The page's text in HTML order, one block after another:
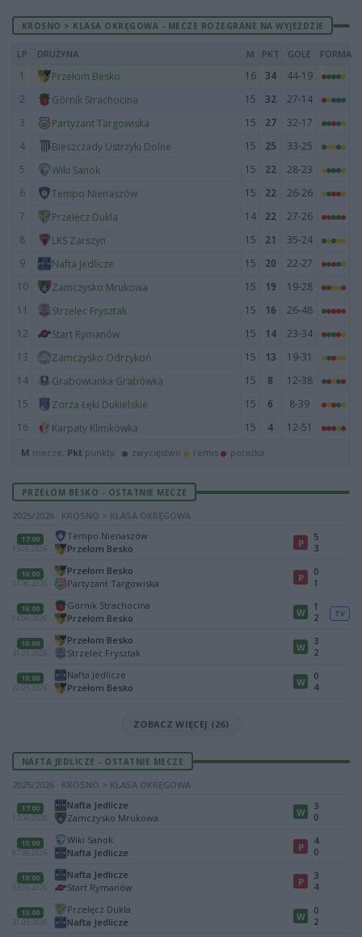
KROSNO > KLASA OKRĘGOWA - MECZE ROZEGRANE NA WYJEŹDZIE
LP DRUŻYNA M PKT GOLE FORMA
1 Przełom Besko 16 34
44-19
2
Górnik Strachocina 15 32
27-14
3
Partyzant Targowiska 15 27
32-17
4
Bieszczady Ustrzyki Dolne 15 25
33-25
5
Wiki Sanok 15 22
28-23
6
Tempo Nienaszów 15 22
26-26
7
Przełęcz Dukla 14 22
27-26
8
LKS Zarszyn 15 21
35-24
9
Nafta Jedlicze 15 20
22-27
10
Zamczysko Mrukowa 15 19
19-28
11
Strzelec Frysztak 15 16
26-48
12
Start Rymanów 15 14
23-34
13
Zamczysko Odrzykoń 15 13
19-31
14
Grabowianka Grabówka 15 8
12-38
15
Zorza Łęki Dukielskie 15 6
8-39
16
Karpaty Klimkówka 15 4 12-51
M mecze, Pkt punkty · zwycięstwo remis porażka
PRZEŁOM BESKO - OSTATNIE MECZE
2025/2026 · KROSNO > KLASA OKRĘGOWA
17:00
13.06.2026
Tempo Nienaszów
Przełom Besko
P
5
3
16:00
07.06.2026
Przełom Besko
Partyzant Targowiska
P
0
1
16:00
04.06.2026
Górnik Strachocina
Przełom Besko
W
1
2
TV
16:00
31.05.2026
Przełom Besko
Strzelec Frysztak
W
3
2
18:00
22.05.2026
Nafta Jedlicze
Przełom Besko
W
0
4
ZOBACZ WIĘCEJ (26)
NAFTA JEDLICZE - OSTATNIE MECZE
2025/2026 · KROSNO > KLASA OKRĘGOWA
17:00
13.06.2026
Nafta Jedlicze
Zamczysko Mrukowa
W
3
0
15:00
07.06.2026
Wiki Sanok
Nafta Jedlicze
P
4
0
18:00
03.06.2026
Nafta Jedlicze
Start Rymanów
P
3
4
15:00
31.05.2026
Przełęcz Dukla
Nafta Jedlicze
W
0
2